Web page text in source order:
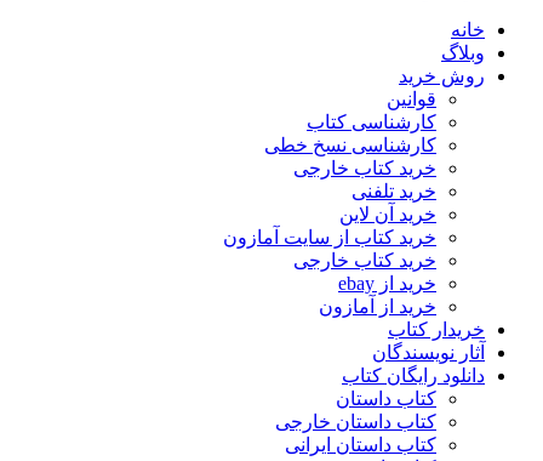
خانه
وبلاگ
روش خرید
قوانین
کارشناسی کتاب
کارشناسی نسخ خطی
خرید کتاب خارجی
خرید تلفنی
خرید آن لاین
خرید کتاب از سایت آمازون
خرید کتاب خارجی
خرید از ebay
خرید از آمازون
خریدار کتاب
آثار نویسندگان
دانلود رایگان کتاب
کتاب داستان
کتاب داستان خارجی
کتاب داستان ایرانی